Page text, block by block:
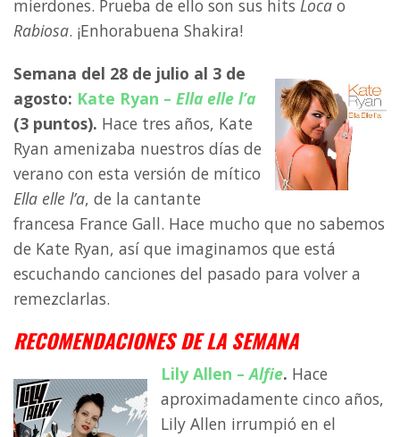
mierdones. Prueba de ello son sus hits Loca o
Rabiosa. ¡Enhorabuena Shakira!
Semana del 28 de julio al 3 de
agosto: Kate Ryan – Ella elle l’a
(3 puntos). Hace tres años, Kate
Ryan amenizaba nuestros días de
verano con esta versión de mítico
Ella elle l’a, de la cantante
francesa France Gall. Hace mucho que no sabemos
de Kate Ryan, así que imaginamos que está
escuchando canciones del pasado para volver a
remezclarlas.
RECOMENDACIONES DE LA SEMANA
Lily Allen –Alfie. Hace
aproximadamente cinco años,
Lily Allen irrumpió en el